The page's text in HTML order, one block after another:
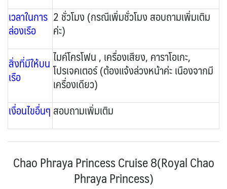
เวลาในการ
ล่องเรือ
2 ชั่วโมง (กรณีเพิ่มชั่วโมง สอบถามเพิ่มเติม
ค่ะ)
สิ่งที่มีให้บน
เรือ
ไมค์โครโฟน , เครื่องเสียง, คาราโอเกะ,
โปรเจคเตอร์ (ต้องแจ้งล่วงหน้าค่ะ เนืองจากมี
เครื่องเดียว)
เงื่อนไขอื่นๆ สอบถามเพิ่มเติม
Chao Phraya Princess Cruise 8(Royal Chao
Phraya Princess)